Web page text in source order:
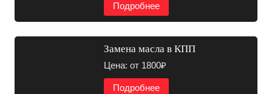
Подробнее
Замена масла в КПП
Цена: от 1800₽
Подробнее